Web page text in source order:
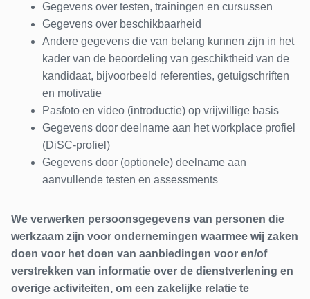
Gegevens over testen, trainingen en cursussen
Gegevens over beschikbaarheid
Andere gegevens die van belang kunnen zijn in het
kader van de beoordeling van geschiktheid van de
kandidaat, bijvoorbeeld referenties, getuigschriften
en motivatie
Pasfoto en video (introductie) op vrijwillige basis
Gegevens door deelname aan het workplace profiel
(DiSC-profiel)
Gegevens door (optionele) deelname aan
aanvullende testen en assessments
We verwerken persoonsgegevens van personen die
werkzaam zijn voor ondernemingen waarmee wij zaken
doen voor het doen van aanbiedingen voor en/of
verstrekken van informatie over de dienstverlening en
overige activiteiten, om een zakelijke relatie te